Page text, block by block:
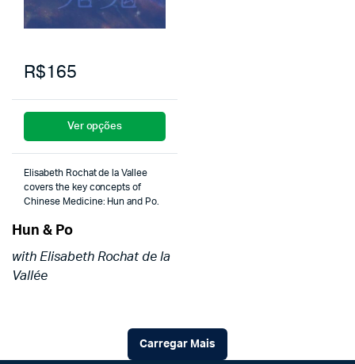
R$165
Ver opções
Elisabeth Rochat de la Vallee
covers the key concepts of
Chinese Medicine: Hun and Po.
Hun & Po
with Elisabeth Rochat de la
Vallée
Carregar Mais